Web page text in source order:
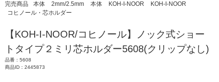
完売商品 本体 2mm/2.5mm 本体 KOH-I-NOOR
KOH-I-NOOR
コヒノール・芯ホルダー
【KOH-I-NOOR/コヒノール】ノック式ショー
トタイプ２ミリ芯ホルダー5608(クリップなし)
品番：5608
商品ID：2445873